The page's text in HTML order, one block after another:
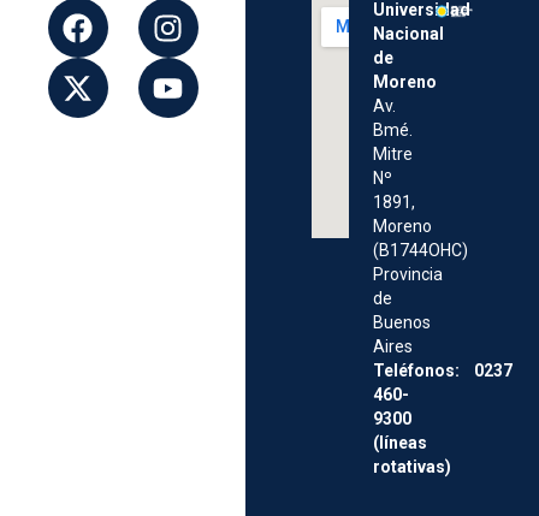
Universidad
Nacional
de
Moreno
Av.
Bmé.
Mitre
Nº
1891,
Moreno
(B1744OHC)
Provincia
de
Buenos
Aires
Teléfonos: 0237
460-
9300
(líneas
rotativas)